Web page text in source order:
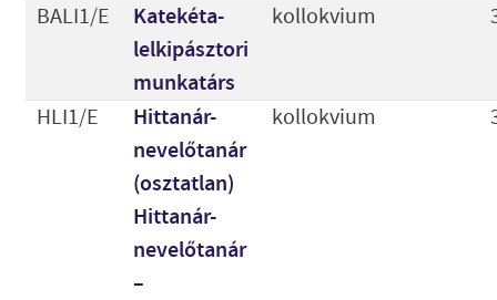
BALI1/E
Katekéta-
lelkipásztori
munkatárs
kollokvium
HLI1/E
Hittanár-
nevelőtanár
(osztatlan)
Hittanár-
nevelőtanár
–
kollokvium